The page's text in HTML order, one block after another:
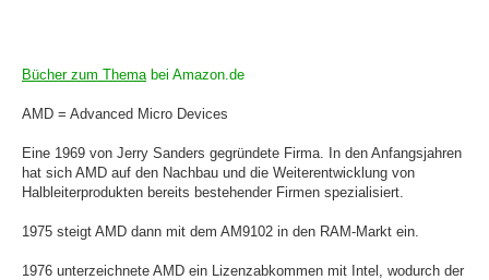
Bücher zum Themabei Amazon.de
AMD = Advanced Micro Devices
Eine 1969 von Jerry Sanders gegründete Firma. In den Anfangsjahren
hat sich AMD auf den Nachbau und die Weiterentwicklung von
Halbleiterprodukten bereits bestehender Firmen spezialisiert.
1975 steigt AMD dann mit dem AM9102 in den RAM-Markt ein.
1976 unterzeichnete AMD ein Lizenzabkommen mit Intel, wodurch der